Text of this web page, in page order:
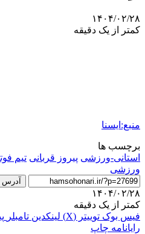
۱۴۰۴/۰۲/۲۸
کمتر از یک دقیقه
منبع:ایسنا
برچسب ها
استانی-ورزشی پیروز قربانی تیم
ورزشی
۱۴۰۴/۰۲/۲۸
کمتر از یک دقیقه
فیس بوک توییتر (X) لینکدین ‫تامبلر
رایانامه چاپ